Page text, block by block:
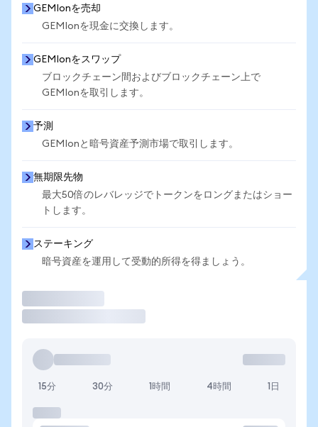
GEMIonを売却
GEMIonを現金に交換します。
GEMIonをスワップ
ブロックチェーン間およびブロックチェーン上で
GEMIonを取引します。
予測
GEMIonと暗号資産予測市場で取引します。
無期限先物
最大50倍のレバレッジでトークンをロングまたはショー
トします。
ステーキング
暗号資産を運用して受動的所得を得ましょう。
15分 30分 1時間 4時間 1日